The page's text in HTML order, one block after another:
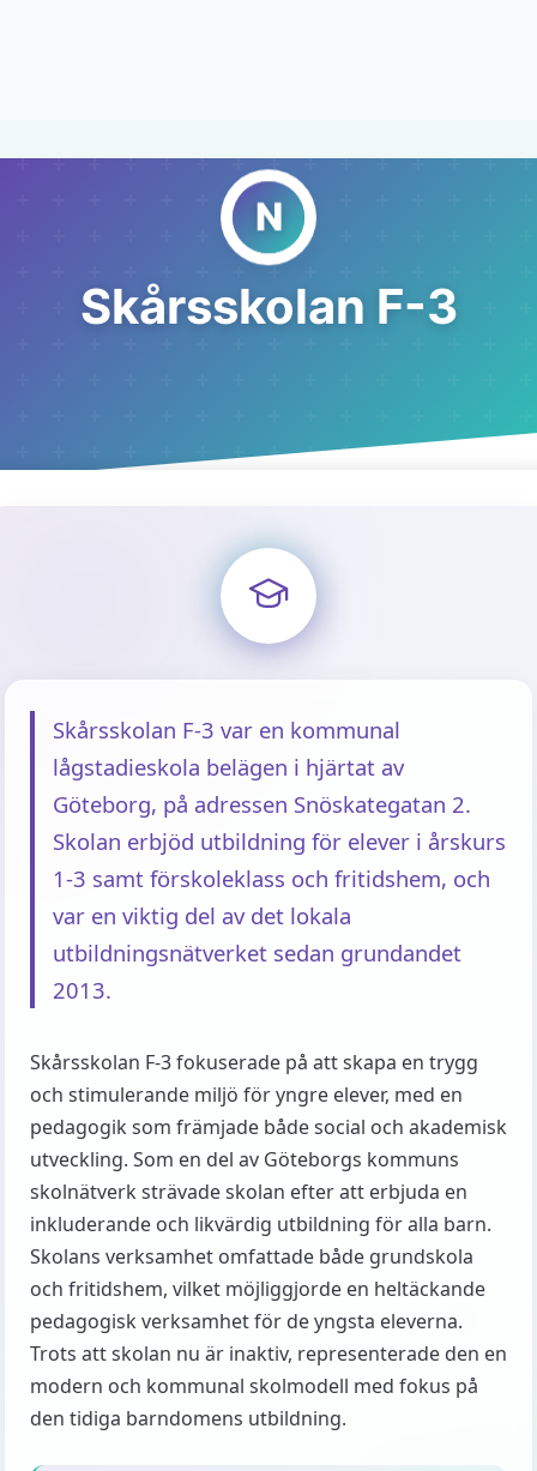
Skårsskolan F-3
Skårsskolan F-3 var en kommunal
lågstadieskola belägen i hjärtat av
Göteborg, på adressen Snöskategatan 2.
Skolan erbjöd utbildning för elever i årskurs
1-3 samt förskoleklass och fritidshem, och
var en viktig del av det lokala
utbildningsnätverket sedan grundandet
2013.
Skårsskolan F-3 fokuserade på att skapa en trygg
och stimulerande miljö för yngre elever, med en
pedagogik som främjade både social och akademisk
utveckling. Som en del av Göteborgs kommuns
skolnätverk strävade skolan efter att erbjuda en
inkluderande och likvärdig utbildning för alla barn.
Skolans verksamhet omfattade både grundskola
och fritidshem, vilket möjliggjorde en heltäckande
pedagogisk verksamhet för de yngsta eleverna.
Trots att skolan nu är inaktiv, representerade den en
modern och kommunal skolmodell med fokus på
den tidiga barndomens utbildning.